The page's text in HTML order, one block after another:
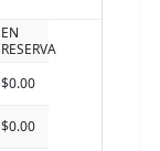
EN
RESERVA
$0.00
$0.00